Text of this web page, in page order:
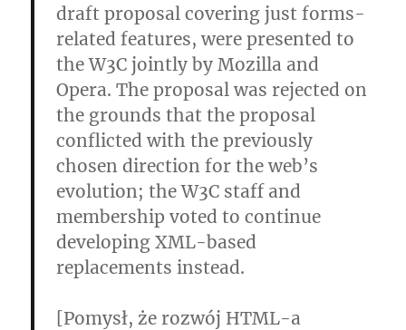
draft proposal covering just forms-
related features, were presented to
the W3C jointly by Mozilla and
Opera. The proposal was rejected on
the grounds that the proposal
conflicted with the previously
chosen direction for the web’s
evolution; the W3C staff and
membership voted to continue
developing XML-based
replacements instead.
[Pomysł, że rozwój HTML-a